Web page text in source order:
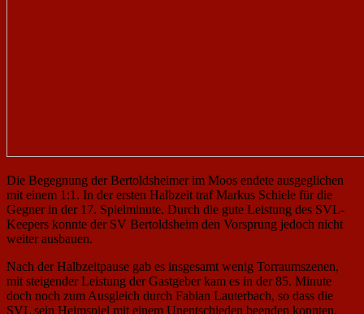
Die Begegnung der Bertoldsheimer im Moos endete ausgeglichen
mit einem 1:1. In der ersten Halbzeit traf Markus Schiele für die
Gegner in der 17. Spielminute. Durch die gute Leistung des SVL-
Keepers konnte der SV Bertoldsheim den Vorsprung jedoch nicht
weiter ausbauen.
Nach der Halbzeitpause gab es insgesamt wenig Torraumszenen,
mit steigender Leistung der Gastgeber kam es in der 85. Minute
doch noch zum Ausgleich durch Fabian Lauterbach, so dass die
SVL sein Heimspiel mit einem Unentschieden beenden konnten.